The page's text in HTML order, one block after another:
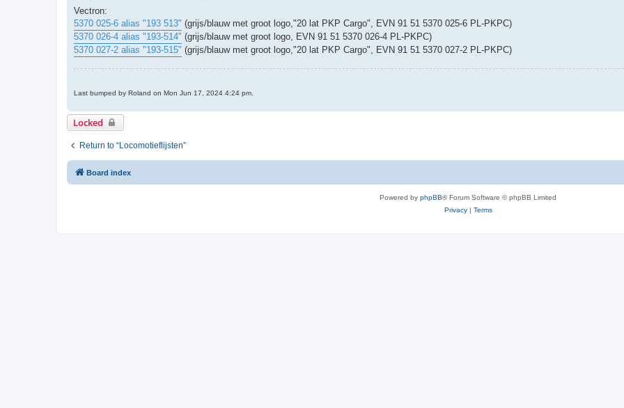
s
Vectron:
5370 025-6 alias "193 513" (grijs/blauw met groot logo,"20 lat PKP Cargo", EVN 91 51 5370 025-6 PL-PKPC)
5370 026-4 alias "193-514" (grijs/blauw met groot logo, EVN 91 51 5370 026-4 PL-PKPC)
5370 027-2 alias "193-515" (grijs/blauw met groot logo,"20 lat PKP Cargo", EVN 91 51 5370 027-2 PL-PKPC)
Last bumped by Roland on Mon Jun 17, 2024 4:24 pm.
Locked
Return to “Locomotieflijsten”
Board index
Powered by phpBB® Forum Software © phpBB Limited
Privacy| Terms